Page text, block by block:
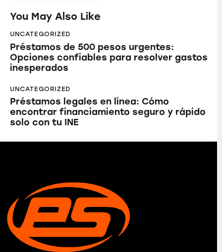
You May Also Like
UNCATEGORIZED
Préstamos de 500 pesos urgentes:
Opciones confiables para resolver gastos
inesperados
UNCATEGORIZED
Préstamos legales en línea: Cómo
encontrar financiamiento seguro y rápido
solo con tu INE